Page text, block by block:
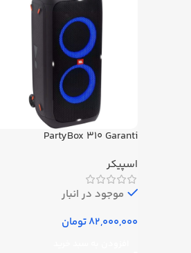
PartyBox 310 Garanti
اسپیکر
موجود در انبار
تومان